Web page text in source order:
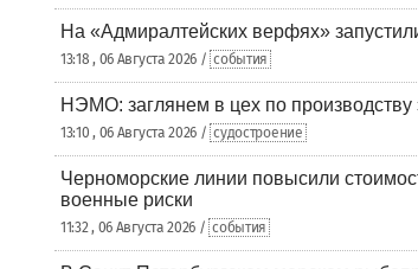
На «Адмиралтейских верфях»
13:18 , 06 Августа 2026 / события
НЭМО: заглянем в цех по производству
13:10 , 06 Августа 2026 / судостроение
Черноморские линии повысили
военные риски
11:32 , 06 Августа 2026 / события